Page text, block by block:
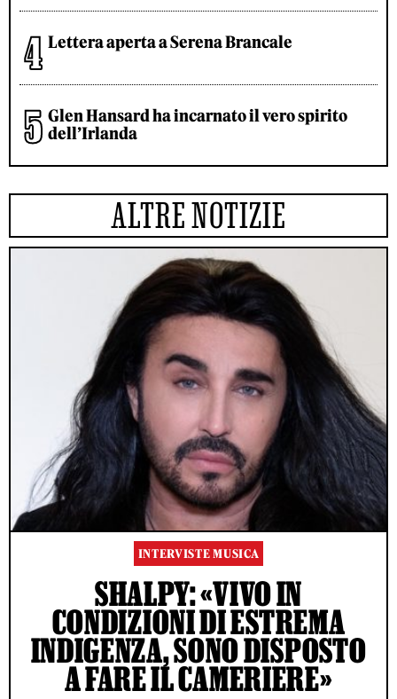
Lettera aperta a Serena Brancale
Glen Hansard ha incarnato il vero spirito
dell’Irlanda
ALTRE NOTIZIE
INTERVISTE MUSICA
SHALPY: «VIVO IN
CONDIZIONI DI ESTREMA
INDIGENZA, SONO DISPOSTO
A FARE IL CAMERIERE»